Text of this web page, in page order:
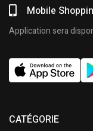
Mobile
Application sera
CATÉGORIE